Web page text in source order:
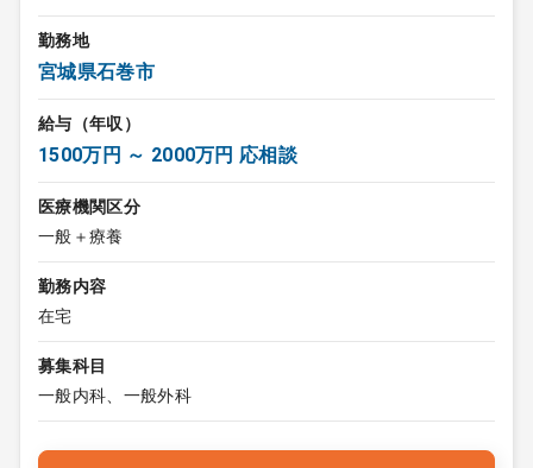
勤務地
宮城県石巻市
給与（年収）
1500万円 ～ 2000万円 応相談
医療機関区分
一般＋療養
勤務内容
在宅
募集科目
一般内科、一般外科